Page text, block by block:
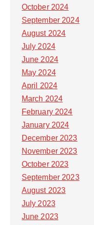
October 2024
September 2024
August 2024
July 2024
June 2024
May 2024
April 2024
March 2024
February 2024
January 2024
December 2023
November 2023
October 2023
September 2023
August 2023
July 2023
June 2023